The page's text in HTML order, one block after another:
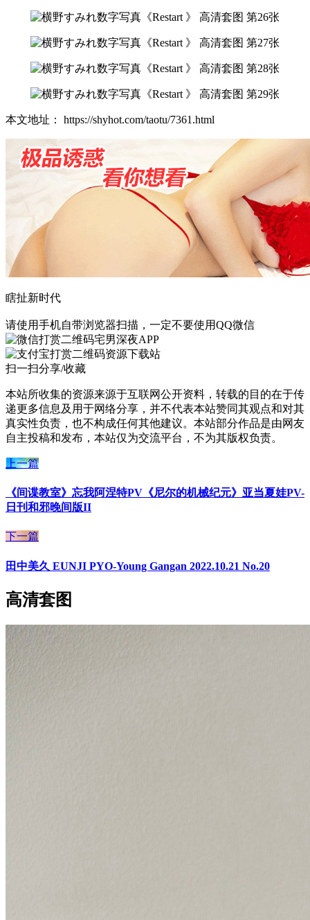
本文地址： https://shyhot.com/taotu/7361.html
瞎扯新时代
请使用手机自带浏览器扫描，一定不要使用QQ微信
宅男深夜APP
资源下载站
扫一扫分享/收藏
本站所收集的资源来源于互联网公开资料，转载的目的在于传
递更多信息及用于网络分享，并不代表本站赞同其观点和对其
真实性负责，也不构成任何其他建议。本站部分作品是由网友
自主投稿和发布，本站仅为交流平台，不为其版权负责。
上一篇
《间谍教室》忘我阿涅特PV《尼尔的机械纪元》亚当夏娃PV-
日刊和邪晚间版II
下一篇
田中美久 EUNJI PYO-Young Gangan 2022.10.21 No.20
高清套图